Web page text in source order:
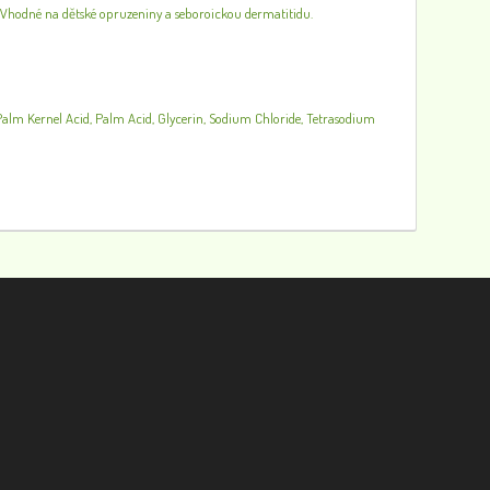
na dětské opruzeniny a seboroickou dermatitidu.
Kernel Acid, Palm Acid, Glycerin, Sodium Chloride, Tetrasodium